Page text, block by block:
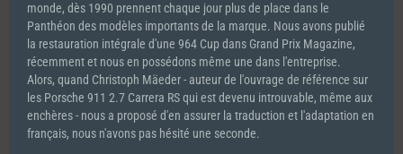
monde, dès 1990 prennent chaque jour plus de place dans le
Panthéon des modèles importants de la marque. Nous avons publié
la restauration intégrale d'une 964 Cup dans Grand Prix Magazine,
récemment et nous en possédons même une dans l'entreprise.
Alors, quand Christoph Mäeder - auteur de l'ouvrage de référence sur
les Porsche 911 2.7 Carrera RS qui est devenu introuvable, même aux
enchères - nous a proposé d'en assurer la traduction et l'adaptation en
français, nous n'avons pas hésité une seconde.